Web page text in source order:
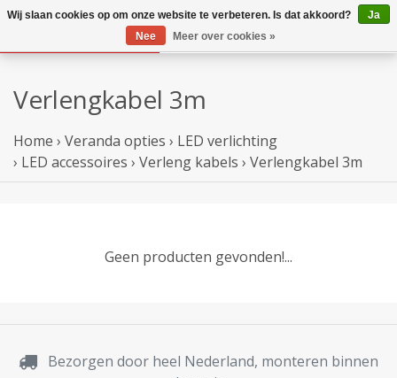
Verlengkabel 3m
Home › Veranda opties › LED verlichting
› LED accessoires › Verleng kabels › Verlengkabel 3m
Geen producten gevonden!...
Bezorgen door heel Nederland, monteren binnen
Wij slaan cookies op om onze website te verbeteren. Is dat akkoord?
Ja
Nee
Meer over cookies »